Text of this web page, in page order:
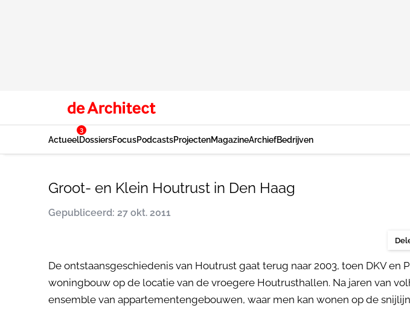
Actueel
3
DossiersFocusPodcastsProjectenMagazineArchiefBedrijven
Groot- en Klein Houtrust in Den Haag
Gepubliceerd: 27 okt. 2011
De ontstaansgeschiedenis van Houtrust gaat terug naar 2003, toen DKV
woningbouw op de locatie van de vroegere Houtrusthallen. Na jaren van
ensemble van appartementengebouwen, waar men kan wonen op de